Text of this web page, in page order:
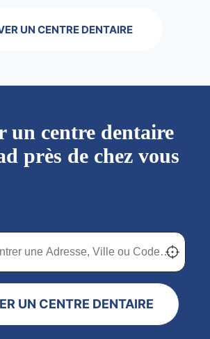
UN CENTRE DENTAIRE
un centre dentaire
près de chez vous
dentaire Dentimad près de
Dentimad près de chez vous Localisez-
UN CENTRE DENTAIRE